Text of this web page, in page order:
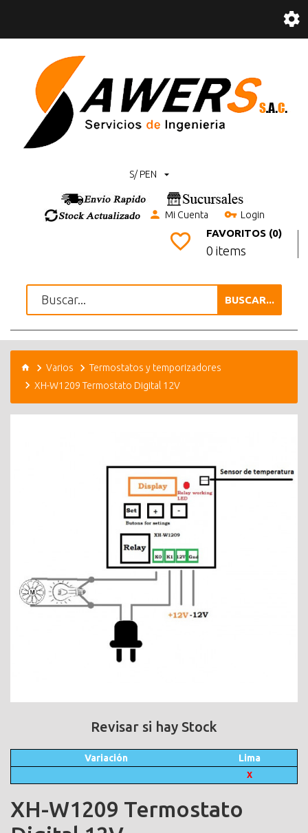
S/ PEN
Mi Cuenta Login
FAVORITOS (0)
0 items
BUSCAR...
Varios
Termostatos y temporizadores
XH-W1209 Termostato Digital 12V
Revisar si hay Stock
Variación Lima
X
XH-W1209 Termostato